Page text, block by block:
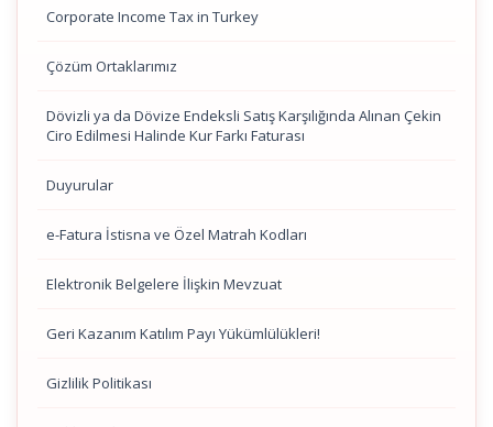
Corporate Income Tax in Turkey
Çözüm Ortaklarımız
Dövizli ya da Dövize Endeksli Satış Karşılığında Alınan Çekin
Ciro Edilmesi Halinde Kur Farkı Faturası
Duyurular
e-Fatura İstisna ve Özel Matrah Kodları
Elektronik Belgelere İlişkin Mevzuat
Geri Kazanım Katılım Payı Yükümlülükleri!
Gizlilik Politikası